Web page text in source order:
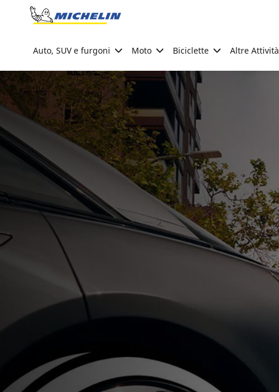
Go to page content
Auto, SUV e furgoni Moto Biciclette Altre Attività